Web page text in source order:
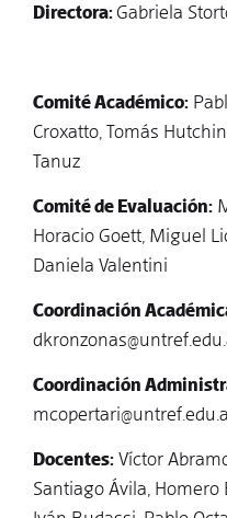
Directora: Gabriela
Comité Académico:
Croxatto, Tomás
Tanuz
Comité de Evaluación:
Horacio Goett, Miguel
Daniela Valentini
Coordinación
Coordinación
Docentes: Víctor
Santiago Ávila, Homero